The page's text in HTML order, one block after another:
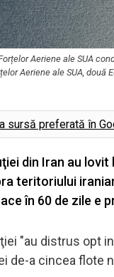
Aeriene ale SUA
Aeriene ale SUA, două
sursă preferată în
din Iran au
teritoriului
în 60 de zile e
"au distrus opt
de-a cincea flote